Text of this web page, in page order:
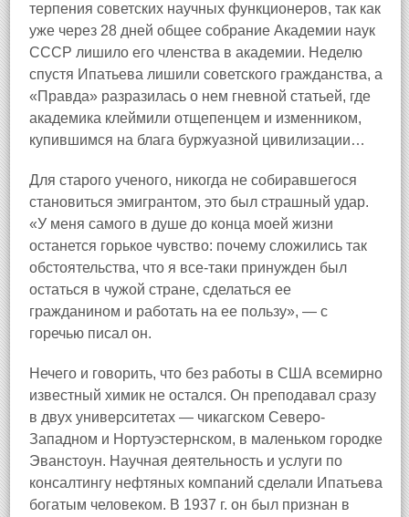
терпения советских научных функционеров, так как
уже через 28 дней общее собрание Академии наук
СССР лишило его членства в академии. Неделю
спустя Ипатьева лишили советского гражданства, а
«Правда» разразилась о нем гневной статьей, где
академика клеймили отщепенцем и изменником,
купившимся на блага буржуазной цивилизации…
Для старого ученого, никогда не собиравшегося
становиться эмигрантом, это был страшный удар.
«У меня самого в душе до конца моей жизни
останется горькое чувство: почему сложились так
обстоятельства, что я все-таки принужден был
остаться в чужой стране, сделаться ее
гражданином и работать на ее пользу», — с
горечью писал он.
Нечего и говорить, что без работы в США всемирно
известный химик не остался. Он преподавал сразу
в двух университетах — чикагском Северо-
Западном и Нортуэстернском, в маленьком городке
Эванстоун. Научная деятельность и услуги по
консалтингу нефтяных компаний сделали Ипатьева
богатым человеком. В 1937 г. он был признан в